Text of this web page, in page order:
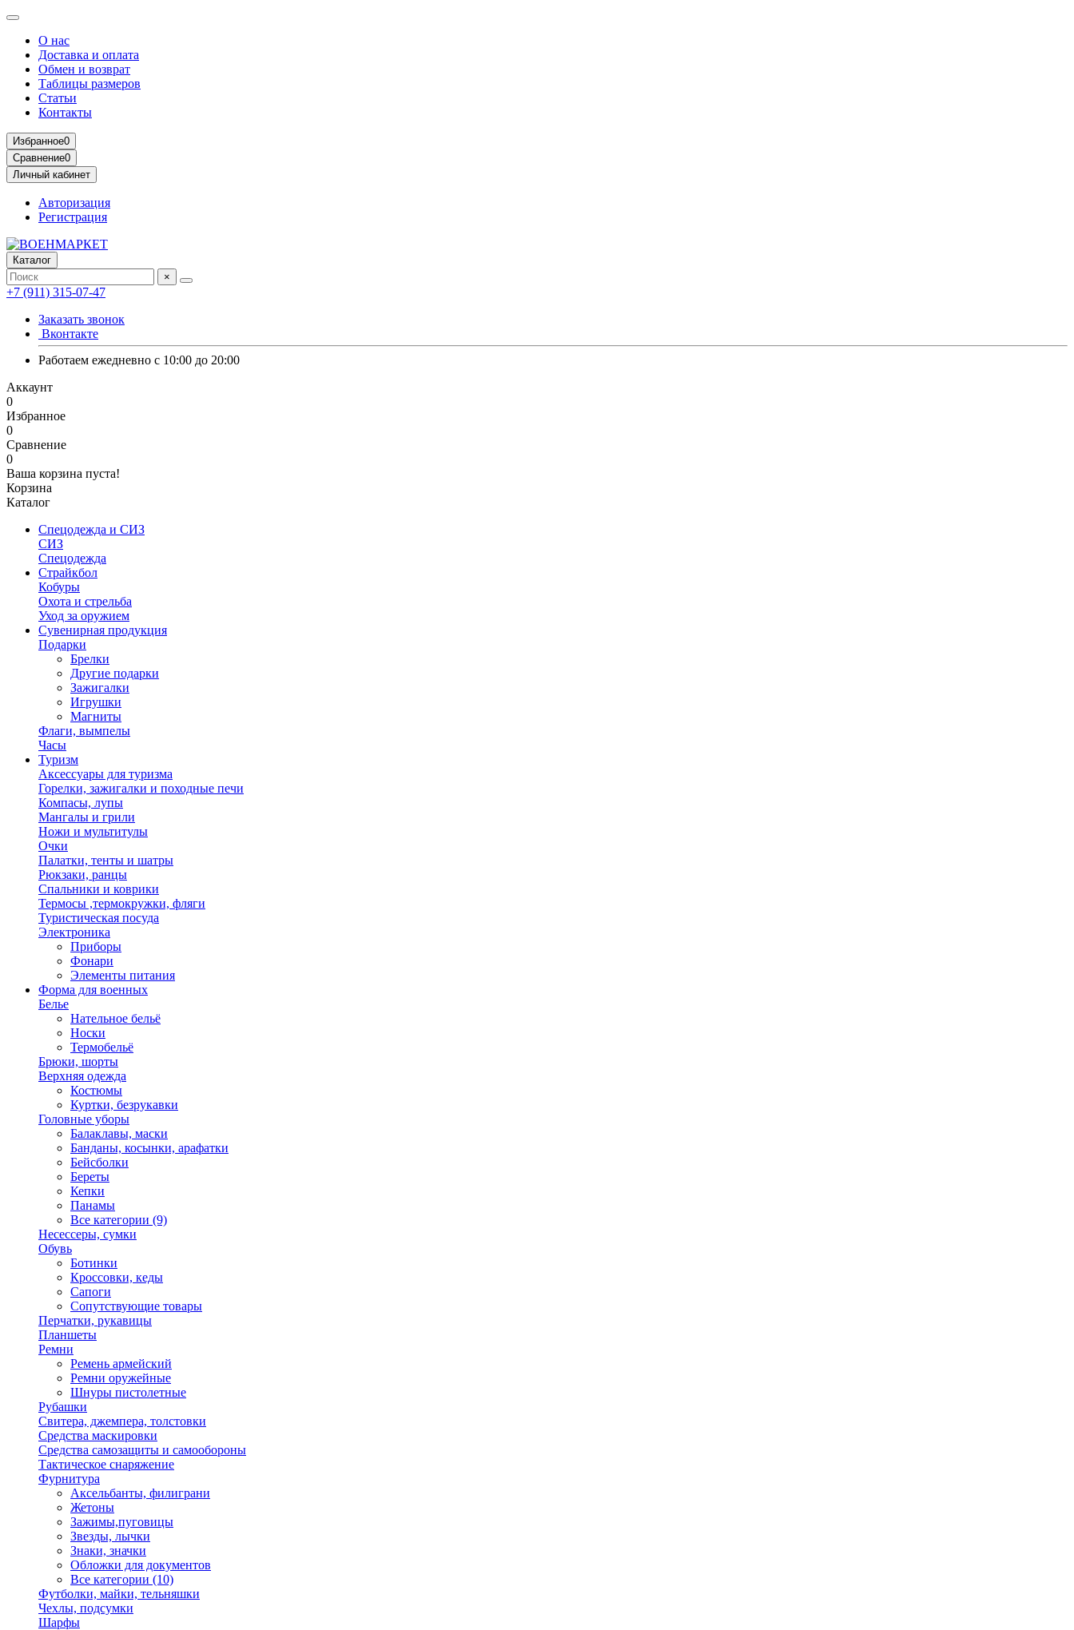
О нас
Доставка и оплата
Обмен и возврат
Таблицы размеров
Статьи
Контакты
Избранное0
Сравнение0
Личный кабинет
Авторизация
Регистрация
Каталог
×
+7 (911) 315-07-47
Заказать звонок
Вконтакте
Работаем ежедневно с 10:00 до 20:00
Аккаунт
0
Избранное
0
Сравнение
0
Ваша корзина пуста!
Корзина
Каталог
Спецодежда и СИЗ
СИЗ
Спецодежда
Страйкбол
Кобуры
Охота и стрельба
Уход за оружием
Сувенирная продукция
Подарки
Брелки
Другие подарки
Зажигалки
Игрушки
Магниты
Флаги, вымпелы
Часы
Туризм
Аксессуары для туризма
Горелки, зажигалки и походные печи
Компасы, лупы
Мангалы и грили
Ножи и мультитулы
Очки
Палатки, тенты и шатры
Рюкзаки, ранцы
Спальники и коврики
Термосы ,термокружки, фляги
Туристическая посуда
Электроника
Приборы
Фонари
Элементы питания
Форма для военных
Белье
Нательное бельё
Носки
Термобельё
Брюки, шорты
Верхняя одежда
Костюмы
Куртки, безрукавки
Головные уборы
Балаклавы, маски
Банданы, косынки, арафатки
Бейсболки
Береты
Кепки
Панамы
Все категории (9)
Несессеры, сумки
Обувь
Ботинки
Кроссовки, кеды
Сапоги
Сопутствующие товары
Перчатки, рукавицы
Планшеты
Ремни
Ремень армейский
Ремни оружейные
Шнуры пистолетные
Рубашки
Свитера, джемпера, толстовки
Средства маскировки
Средства самозащиты и самообороны
Тактическое снаряжение
Фурнитура
Аксельбанты, филиграни
Жетоны
Зажимы,пуговицы
Звезды, лычки
Знаки, значки
Обложки для документов
Все категории (10)
Футболки, майки, тельняшки
Чехлы, подсумки
Шарфы